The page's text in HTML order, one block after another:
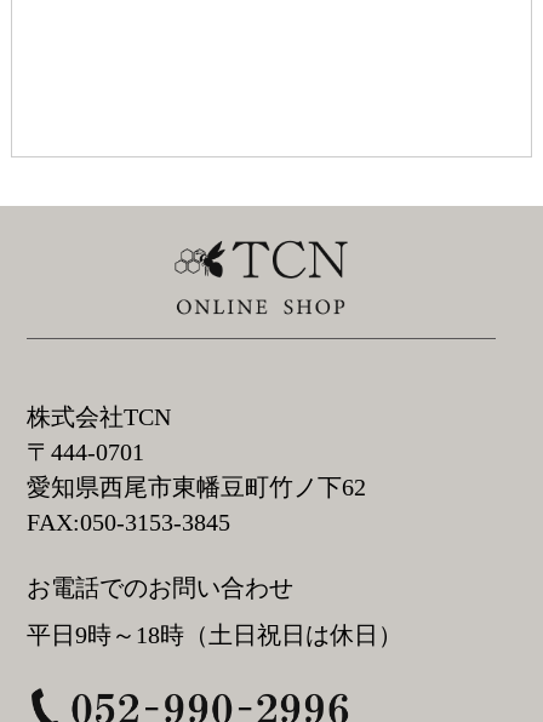
株式会社TCN
〒444-0701
愛知県西尾市東幡豆町竹ノ下62
FAX:050-3153-3845
お電話でのお問い合わせ
平日9時～18時（土日祝日は休日）